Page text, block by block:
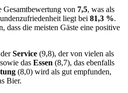
von 7,5, was als
liegt bei 81,3 %.
dass die meisten Gäste eine positive
Service (9,8), der von vielen als
das Essen (8,7), das ebenfalls
(8,0) wird als gut empfunden,
Bier.